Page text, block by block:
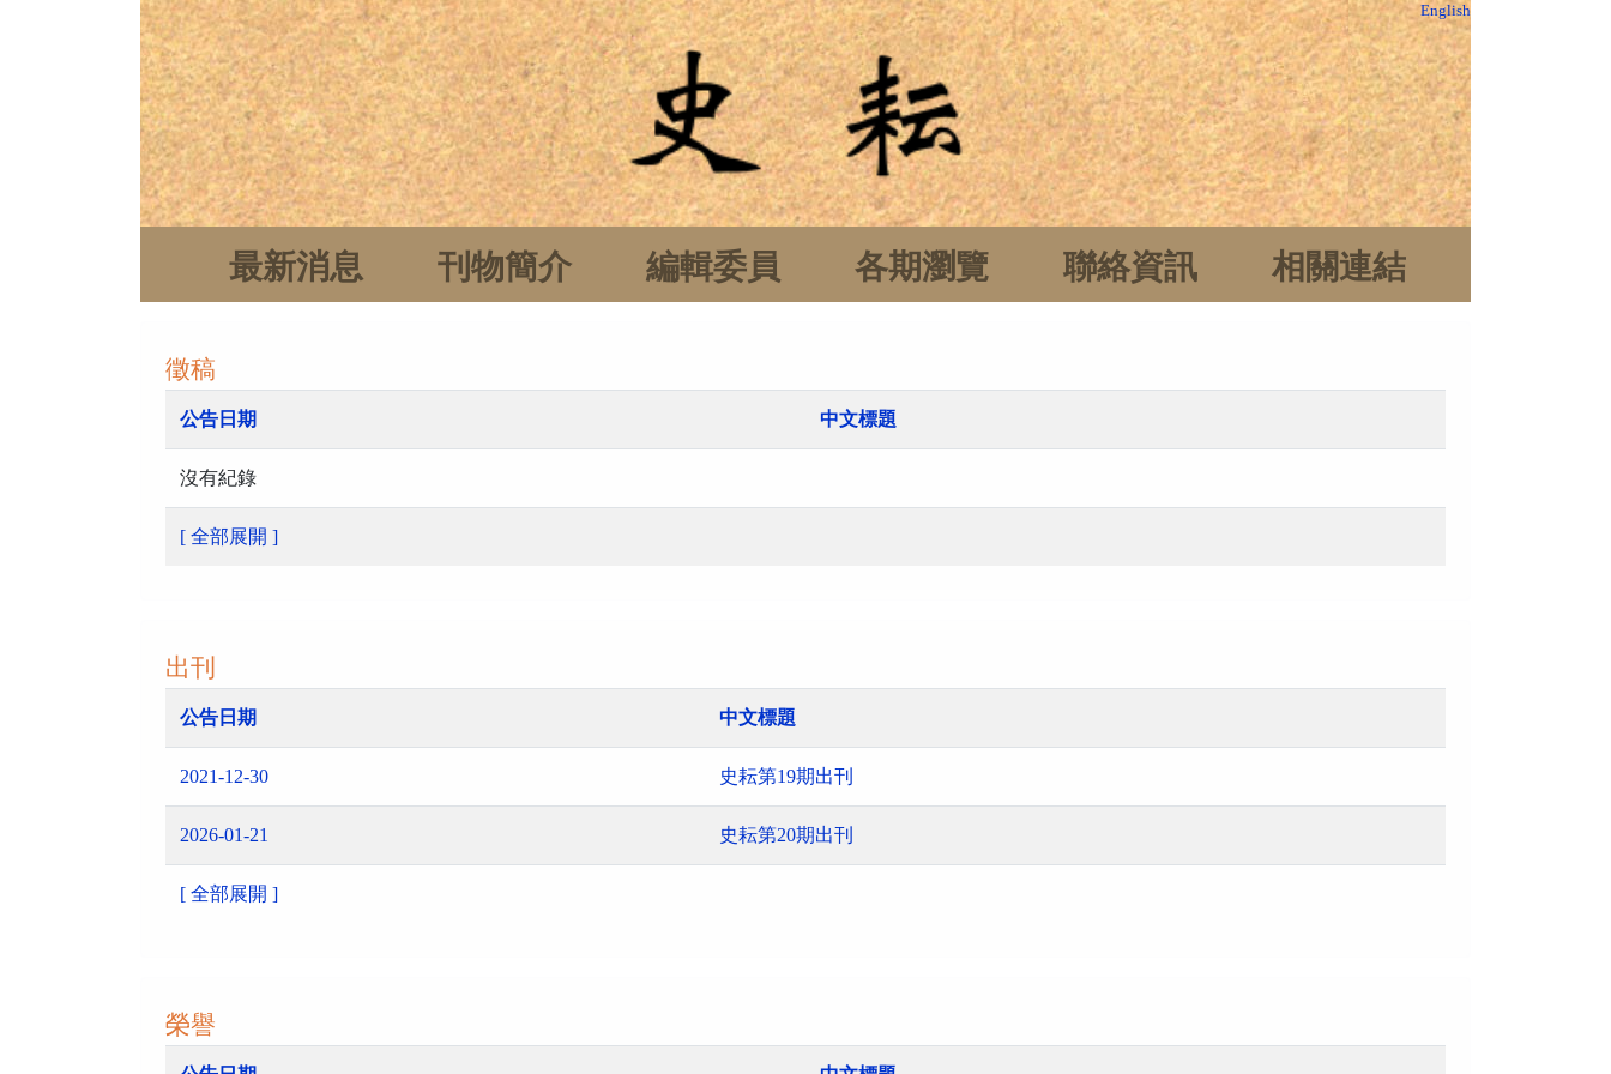
English
最新消息 刊物簡介 編輯委員 各期瀏覽 聯絡資訊 相關連結
徵稿
公告日期 中文標題
沒有紀錄
[ 全部展開 ]
出刊
公告日期 中文標題
2021-12-30 史耘第19期出刊
2026-01-21 史耘第20期出刊
[ 全部展開 ]
榮譽